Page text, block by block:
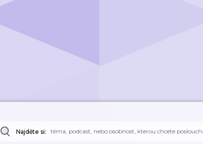
Najděte si: